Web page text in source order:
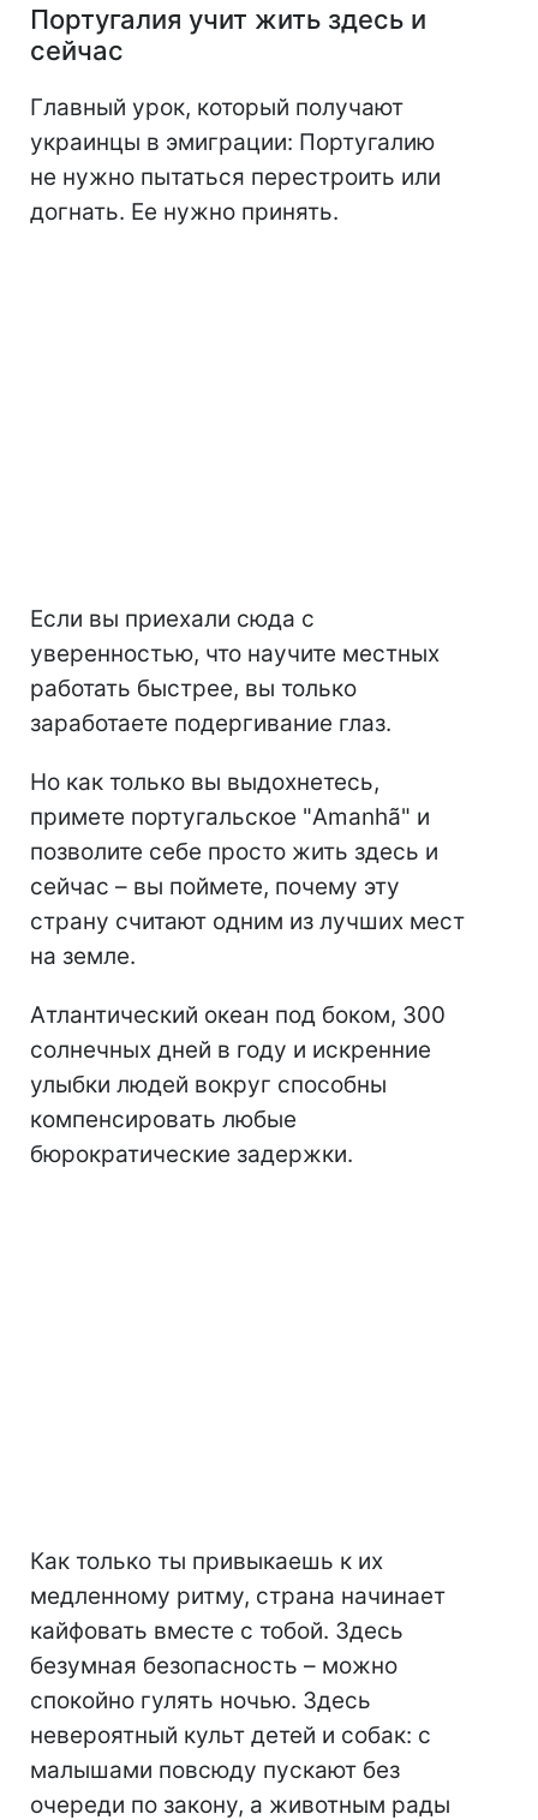
Португалия учит жить здесь и
сейчас
Главный урок, который получают
украинцы в эмиграции: Португалию
не нужно пытаться перестроить или
догнать. Ее нужно принять.
Если вы приехали сюда с
уверенностью, что научите местных
работать быстрее, вы только
заработаете подергивание глаз.
Но как только вы выдохнетесь,
примете португальское "Amanhã" и
позволите себе просто жить здесь и
сейчас – вы поймете, почему эту
страну считают одним из лучших мест
на земле.
Атлантический океан под боком, 300
солнечных дней в году и искренние
улыбки людей вокруг способны
компенсировать любые
бюрократические задержки.
Как только ты привыкаешь к их
медленному ритму, страна начинает
кайфовать вместе с тобой. Здесь
безумная безопасность – можно
спокойно гулять ночью. Здесь
невероятный культ детей и собак: с
малышами повсюду пускают без
очереди по закону, а животным рады